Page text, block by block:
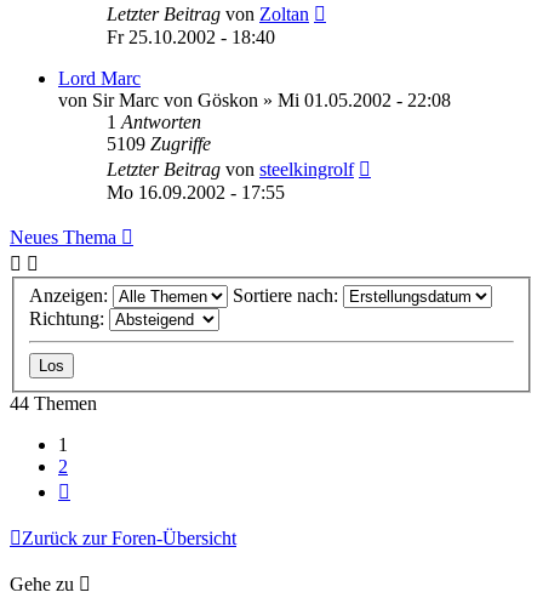
Letzter Beitrag von Zoltan
Fr 25.10.2002 - 18:40
Lord Marc
von Sir Marc von Göskon » Mi 01.05.2002 - 22:08
1 Antworten
5109 Zugriffe
Letzter Beitrag von steelkingrolf
Mo 16.09.2002 - 17:55
Neues Thema
Anzeigen:
Sortiere nach:
Richtung:
44 Themen
1
2
Zurück zur Foren-Übersicht
Gehe zu